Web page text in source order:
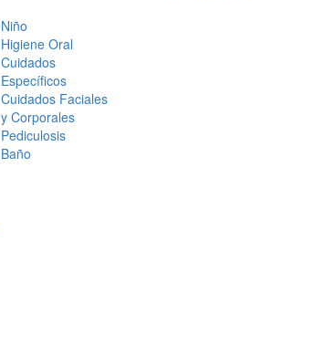
Niño
Higiene Oral
Cuidados
Específicos
Cuidados Faciales
y Corporales
Pediculosis
Baño